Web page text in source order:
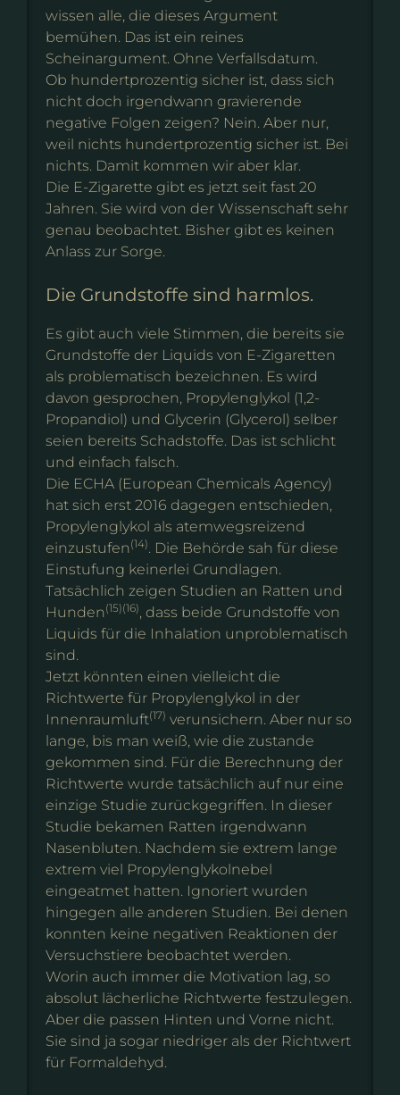
wissen alle, die dieses Argument
bemühen. Das ist ein reines
Scheinargument. Ohne Verfallsdatum.
Ob hundertprozentig sicher ist, dass sich
nicht doch irgendwann gravierende
negative Folgen zeigen? Nein. Aber nur,
weil nichts hundertprozentig sicher ist. Bei
nichts. Damit kommen wir aber klar.
Die E-Zigarette gibt es jetzt seit fast 20
Jahren. Sie wird von der Wissenschaft sehr
genau beobachtet. Bisher gibt es keinen
Anlass zur Sorge.
Die Grundstoffe sind harmlos.
Es gibt auch viele Stimmen, die bereits sie
Grundstoffe der Liquids von E-Zigaretten
als problematisch bezeichnen. Es wird
davon gesprochen, Propylenglykol (1,2-
Propandiol) und Glycerin (Glycerol) selber
seien bereits Schadstoffe. Das ist schlicht
und einfach falsch.
Die ECHA (European Chemicals Agency)
hat sich erst 2016 dagegen entschieden,
Propylenglykol als atemwegsreizend
einzustufen(14). Die Behörde sah für diese
Einstufung keinerlei Grundlagen.
Tatsächlich zeigen Studien an Ratten und
Hunden(15)(16), dass beide Grundstoffe von
Liquids für die Inhalation unproblematisch
sind.
Jetzt könnten einen vielleicht die
Richtwerte für Propylenglykol in der
Innenraumluft(17) verunsichern. Aber nur so
lange, bis man weiß, wie die zustande
gekommen sind. Für die Berechnung der
Richtwerte wurde tatsächlich auf nur eine
einzige Studie zurückgegriffen. In dieser
Studie bekamen Ratten irgendwann
Nasenbluten. Nachdem sie extrem lange
extrem viel Propylenglykolnebel
eingeatmet hatten. Ignoriert wurden
hingegen alle anderen Studien. Bei denen
konnten keine negativen Reaktionen der
Versuchstiere beobachtet werden.
Worin auch immer die Motivation lag, so
absolut lächerliche Richtwerte festzulegen.
Aber die passen Hinten und Vorne nicht.
Sie sind ja sogar niedriger als der Richtwert
für Formaldehyd.